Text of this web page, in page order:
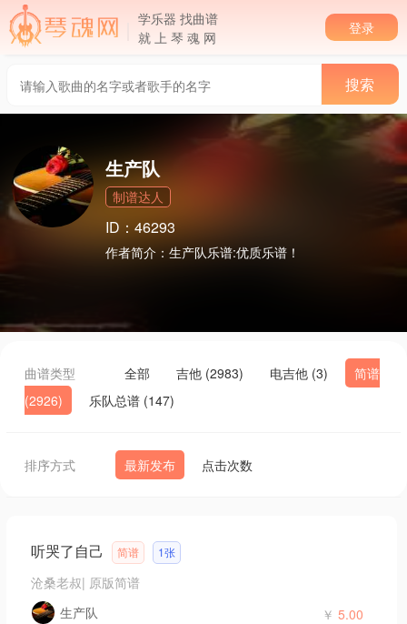
学乐器 找曲谱
就 上 琴 魂 网
登录
生产队
制谱达人
ID：46293
作者简介：生产队乐谱:优质乐谱！
曲谱类型 全部 吉他 (2983) 电吉他 (3)
简谱
(2926)
乐队总谱 (147)
排序方式 最新发布 点击次数
听哭了自己 简谱 1张
沧桑老叔| 原版简谱
生产队
￥ 5.00